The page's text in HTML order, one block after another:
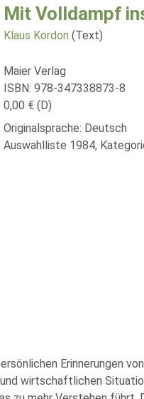
Mit Volldampf
Klaus Kordon (Text)
Maier Verlag
ISBN: 978-347338873-8
0,00 € (D)
Originalsprache: Deutsch
Auswahlliste 1984,
Erinnerungen
wirtschaftlichen